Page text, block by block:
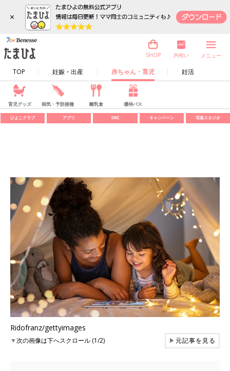
×
TOP 妊娠・出産 赤ちゃん・育児 妊活
SHOP 内祝い メニュー
育児グッズ 病気・予防接種 離乳食 優待パス
ひよこクラブ アプリ SNS キャンペーン 写真スタジオ
Ridofranz/gettyimages
▼次の画像は下へスクロール (1/2) ▶元記事を見る